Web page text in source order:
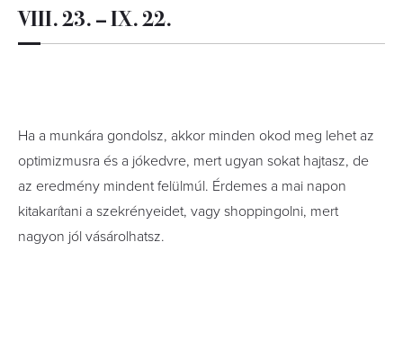
VIII. 23. – IX. 22.
Ha a munkára gondolsz, akkor minden okod meg lehet az
optimizmusra és a jókedvre, mert ugyan sokat hajtasz, de
az eredmény mindent felülmúl. Érdemes a mai napon
kitakarítani a szekrényeidet, vagy shoppingolni, mert
nagyon jól vásárolhatsz.